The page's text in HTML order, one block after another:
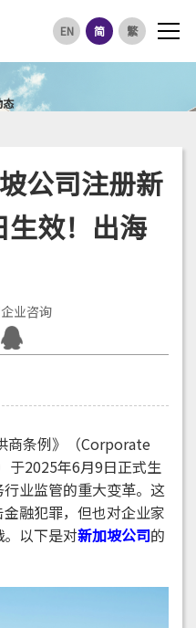
EN 简 繁
态
公司注册新
效！出海
业咨询
商条例》（Corporate
于2025年6月9日正式生
业监管的重大变革。这
融犯罪，但也对企业家
以下是对新加坡公司的